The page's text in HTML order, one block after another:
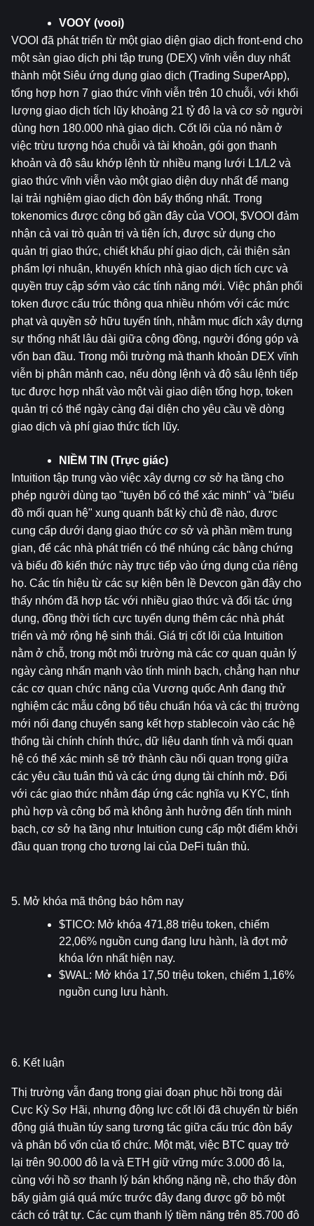
VOOY (vooi)
VOOI đã phát triển từ một giao diện giao dịch front-end cho
một sàn giao dịch phi tập trung (DEX) vĩnh viễn duy nhất
thành một Siêu ứng dụng giao dịch (Trading SuperApp),
tổng hợp hơn 7 giao thức vĩnh viễn trên 10 chuỗi, với khối
lượng giao dịch tích lũy khoảng 21 tỷ đô la và cơ sở người
dùng hơn 180.000 nhà giao dịch. Cốt lõi của nó nằm ở
việc trừu tượng hóa chuỗi và tài khoản, gói gọn thanh
khoản và độ sâu khớp lệnh từ nhiều mạng lưới L1/L2 và
giao thức vĩnh viễn vào một giao diện duy nhất để mang
lại trải nghiệm giao dịch đòn bẩy thống nhất. Trong
tokenomics được công bố gần đây của VOOI, $VOOI đảm
nhận cả vai trò quản trị và tiện ích, được sử dụng cho
quản trị giao thức, chiết khấu phí giao dịch, cải thiện sản
phẩm lợi nhuận, khuyến khích nhà giao dịch tích cực và
quyền truy cập sớm vào các tính năng mới. Việc phân phối
token được cấu trúc thông qua nhiều nhóm với các mức
phạt và quyền sở hữu tuyến tính, nhằm mục đích xây dựng
sự thống nhất lâu dài giữa cộng đồng, người đóng góp và
vốn ban đầu. Trong môi trường mà thanh khoản DEX vĩnh
viễn bị phân mảnh cao, nếu dòng lệnh và độ sâu lệnh tiếp
tục được hợp nhất vào một vài giao diện tổng hợp, token
quản trị có thể ngày càng đại diện cho yêu cầu về dòng
giao dịch và phí giao thức tích lũy.
NIỀM TIN (Trực giác)
Intuition tập trung vào việc xây dựng cơ sở hạ tầng cho
phép người dùng tạo "tuyên bố có thể xác minh" và "biểu
đồ mối quan hệ" xung quanh bất kỳ chủ đề nào, được
cung cấp dưới dạng giao thức cơ sở và phần mềm trung
gian, để các nhà phát triển có thể nhúng các bằng chứng
và biểu đồ kiến ​​thức này trực tiếp vào ứng dụng của riêng
họ. Các tín hiệu từ các sự kiện bên lề Devcon gần đây cho
thấy nhóm đã hợp tác với nhiều giao thức và đối tác ứng
dụng, đồng thời tích cực tuyển dụng thêm các nhà phát
triển và mở rộng hệ sinh thái. Giá trị cốt lõi của Intuition
nằm ở chỗ, trong một môi trường mà các cơ quan quản lý
ngày càng nhấn mạnh vào tính minh bạch, chẳng hạn như
các cơ quan chức năng của Vương quốc Anh đang thử
nghiệm các mẫu công bố tiêu chuẩn hóa và các thị trường
mới nổi đang chuyển sang kết hợp stablecoin vào các hệ
thống tài chính chính thức, dữ liệu danh tính và mối quan
hệ có thể xác minh sẽ trở thành cầu nối quan trọng giữa
các yêu cầu tuân thủ và các ứng dụng tài chính mở. Đối
với các giao thức nhằm đáp ứng các nghĩa vụ KYC, tính
phù hợp và công bố mà không ảnh hưởng đến tính minh
bạch, cơ sở hạ tầng như Intuition cung cấp một điểm khởi
đầu quan trọng cho tương lai của DeFi tuân thủ.
5. Mở khóa mã thông báo hôm nay
$TICO: Mở khóa 471,88 triệu token, chiếm
22,06% nguồn cung đang lưu hành, là đợt mở
khóa lớn nhất hiện nay.
$WAL: Mở khóa 17,50 triệu token, chiếm 1,16%
nguồn cung lưu hành.
6. Kết luận
Thị trường vẫn đang trong giai đoạn phục hồi trong dải
Cực Kỳ Sợ Hãi, nhưng động lực cốt lõi đã chuyển từ biến
động giá thuần túy sang tương tác giữa cấu trúc đòn bẩy
và phân bổ vốn của tổ chức. Một mặt, việc BTC quay trở
lại trên 90.000 đô la và ETH giữ vững mức 3.000 đô la,
cùng với hồ sơ thanh lý bán khống nặng nề, cho thấy đòn
bẩy giảm giá quá mức trước đây đang được gỡ bỏ một
cách có trật tự. Các cụm thanh lý tiềm năng trên 85.700 đô